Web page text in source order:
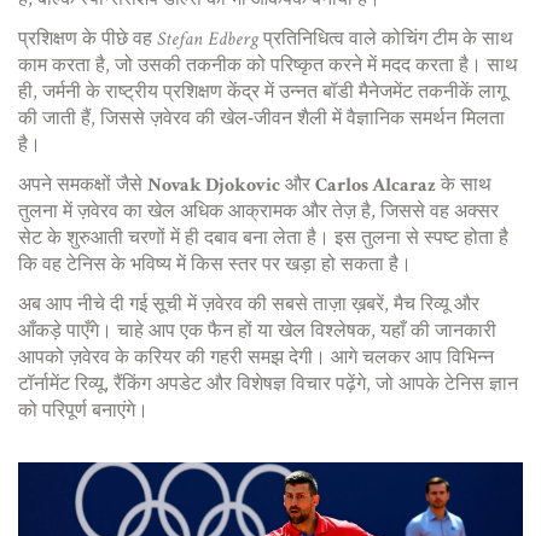
प्रशिक्षण के पीछे वहStefan Edbergप्रतिनिधित्व वाले कोचिंग टीम के साथ
काम करता है, जो उसकी तकनीक को परिष्कृत करने में मदद करता है। साथ
ही, जर्मनी के राष्ट्रीय प्रशिक्षण केंद्र में उन्नत बॉडी मैनेजमेंट तकनीकें लागू
की जाती हैं, जिससे ज़वेरव की खेल‑जीवन शैली में वैज्ञानिक समर्थन मिलता
है।
अपने समकक्षों जैसेNovak DjokovicऔरCarlos Alcarazके साथ
तुलना में ज़वेरव का खेल अधिक आक्रामक और तेज़ है, जिससे वह अक्सर
सेट के शुरुआती चरणों में ही दबाव बना लेता है। इस तुलना से स्पष्ट होता है
कि वह टेनिस के भविष्य में किस स्तर पर खड़ा हो सकता है।
अब आप नीचे दी गई सूची में ज़वेरव की सबसे ताज़ा ख़बरें, मैच रिव्यू और
आँकड़े पाएँगे। चाहे आप एक फैन हों या खेल विश्लेषक, यहाँ की जानकारी
आपको ज़वेरव के करियर की गहरी समझ देगी। आगे चलकर आप विभिन्न
टॉर्नामेंट रिव्यू, रैंकिंग अपडेट और विशेषज्ञ विचार पढ़ेंगे, जो आपके टेनिस ज्ञान
को परिपूर्ण बनाएंगे।